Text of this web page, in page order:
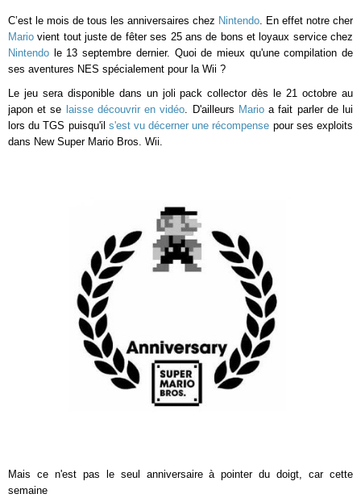
C’est le mois de tous les anniversaires chez Nintendo. En effet notre cher
Mario vient tout juste de fêter ses 25 ans de bons et loyaux service chez
Nintendo le 13 septembre dernier. Quoi de mieux qu'une compilation de
ses aventures NES spécialement pour la Wii ?
Le jeu sera disponible dans un joli pack collector dès le 21 octobre au
japon et se laisse découvrir en vidéo. D'ailleurs Marioa fait parler de lui
lors du TGS puisqu'il s'est vu décerner une récompense pour ses exploits
dans New Super Mario Bros. Wii.
Mais ce n'est pas le seul anniversaire à pointer du doigt, car cette
semaine